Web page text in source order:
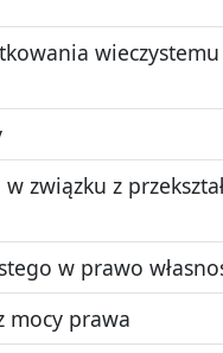
związku z
w prawo
mocy prawa